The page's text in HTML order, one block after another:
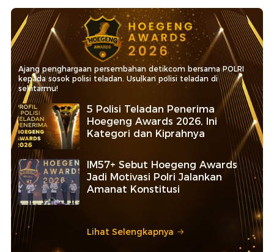
Ajang penghargaan persembahan detikcom bersama POLRI
kepada sosok polisi teladan. Usulkan polisi teladan di
sekitarmu!
5 Polisi Teladan Penerima
Hoegeng Awards 2026, Ini
Kategori dan Kiprahnya
IM57+ Sebut Hoegeng Awards
Jadi Motivasi Polri Jalankan
Amanat Konstitusi
Lihat Selengkapnya